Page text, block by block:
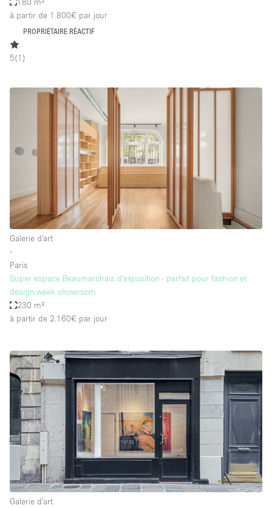
180 m²
à partir de 1.800€ par jour
PROPRIÉTAIRE RÉACTIF
5(1 )
Galerie d'art
∙
Paris
Super espace Beaumarchais d'exposition - parfait pour fashion et
design week showroom
230 m²
à partir de 2.160€ par jour
Galerie d'art